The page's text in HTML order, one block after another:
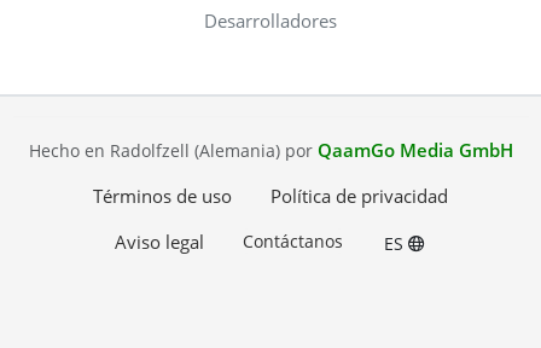
Desarrolladores
Hecho en Radolfzell (Alemania) por QaamGo Media GmbH
Términos de uso
Política de privacidad
Aviso legal
Contáctanos ES